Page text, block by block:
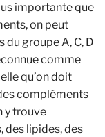
importante que
on peut
groupe A, C, D
comme
qu’on doit
compléments
y trouve
des lipides, des